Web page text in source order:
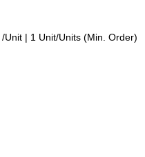
/Unit | 1 Unit/Units (Min. Order)